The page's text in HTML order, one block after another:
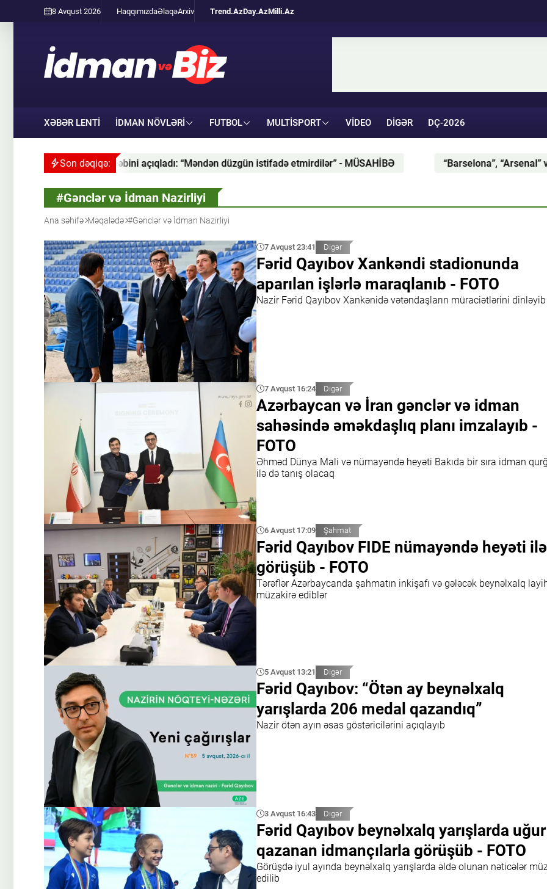
8 Avqust 2026 HaqqımızdaƏlaqəArxiv Trend.AzDay.AzMilli.Az
XƏBƏR LENTİ İDMAN NÖVLƏRI FUTBOL MULTISPORT VIDEO DIGƏR DÇ-2026
Son dəqiqə:
açıqladı: “Məndən düzgün istifadə etmirdilər” - MÜSAHİBƏ “Barselona”, “Arsenal” və “Atletiko” Kristian
#Gənclər və İdman Nazirliyi
Ana səhifə Məqalədə #Gənclər və İdman Nazirliyi
7 Avqust 23:41 Digər
Fərid Qayıbov Xankəndi stadionunda
aparılan işlərlə maraqlanıb - FOTO
Nazir Fərid Qayıbov Xankənidə vətəndaşların müraciətlərini dinləyib
7 Avqust 16:24 Digər
Azərbaycan və İran gənclər və idman
sahəsində əməkdaşlıq planı imzalayıb -
FOTO
Əhməd Dünya Mali və nümayəndə heyəti Bakıda bir sıra idman
ilə də tanış olacaq
6 Avqust 17:09 Şahmat
Fərid Qayıbov FIDE nümayəndə heyəti ilə
görüşüb - FOTO
Tərəflər Azərbaycanda şahmatın inkişafı və gələcək beynəlxalq
müzakirə ediblər
5 Avqust 13:21 Digər
Fərid Qayıbov: “Ötən ay beynəlxalq
yarışlarda 206 medal qazandıq”
Nazir ötən ayın əsas göstəricilərini açıqlayıb
3 Avqust 16:43 Digər
Fərid Qayıbov beynəlxalq yarışlarda uğur
qazanan idmançılarla görüşüb - FOTO
Görüşdə iyul ayında beynəlxalq yarışlarda əldə olunan nəticələr
edilib